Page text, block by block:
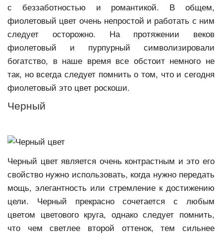
с беззаботностью и романтикой. В общем,
фиолетовый цвет очень непростой и работать с ним
следует осторожно. На протяжении веков
фиолетовый и пурпурный символизировали
богатство, в наше время все обстоит немного не
так, но всегда следует помнить о том, что и сегодня
фиолетовый это цвет роскоши.
Черный
Черный цвет является очень контрастным и это его
свойство нужно использовать, когда нужно передать
мощь, элегантность или стремление к достижению
цели. Черный прекрасно сочетается с любым
цветом цветового круга, однако следует помнить,
что чем светлее второй оттенок, тем сильнее